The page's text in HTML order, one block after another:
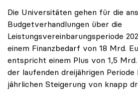
Die Universitäten gehen für die
Budgetverhandlungen über die
Leistungsvereinbarungsperiode
einem Finanzbedarf von 18 Mrd.
entspricht einem Plus von 1,5
der laufenden dreijährigen Periode
jährlichen Steigerung von knapp